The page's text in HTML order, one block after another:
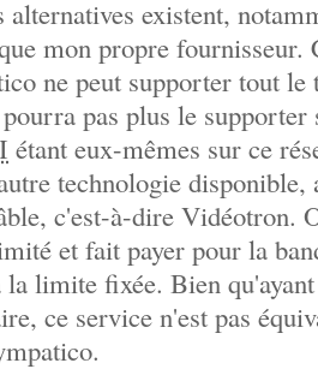
alternatives existent,
mon propre fournisseur.
ne peut supporter tout le
pas plus le
étant eux-mêmes sur ce
technologie
c'est-à-dire Vidéotron.
et fait payer pour la
la limite fixée. Bien
ce service n'est pas